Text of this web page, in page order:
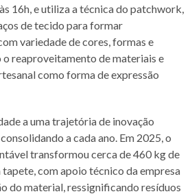
16h, e utiliza a técnica do patchwork,
de tecido para formar
variedade de cores, formas e
o reaproveitamento de materiais e
como forma de expressão
a uma trajetória de inovação
a cada ano. Em 2025, o
transformou cerca de 460 kg de
com apoio técnico da empresa
do material, ressignificando resíduos